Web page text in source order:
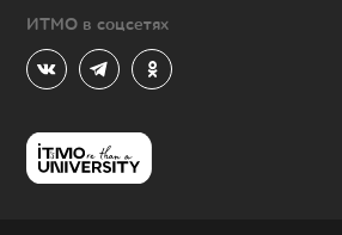
ИТМО в соцсетях